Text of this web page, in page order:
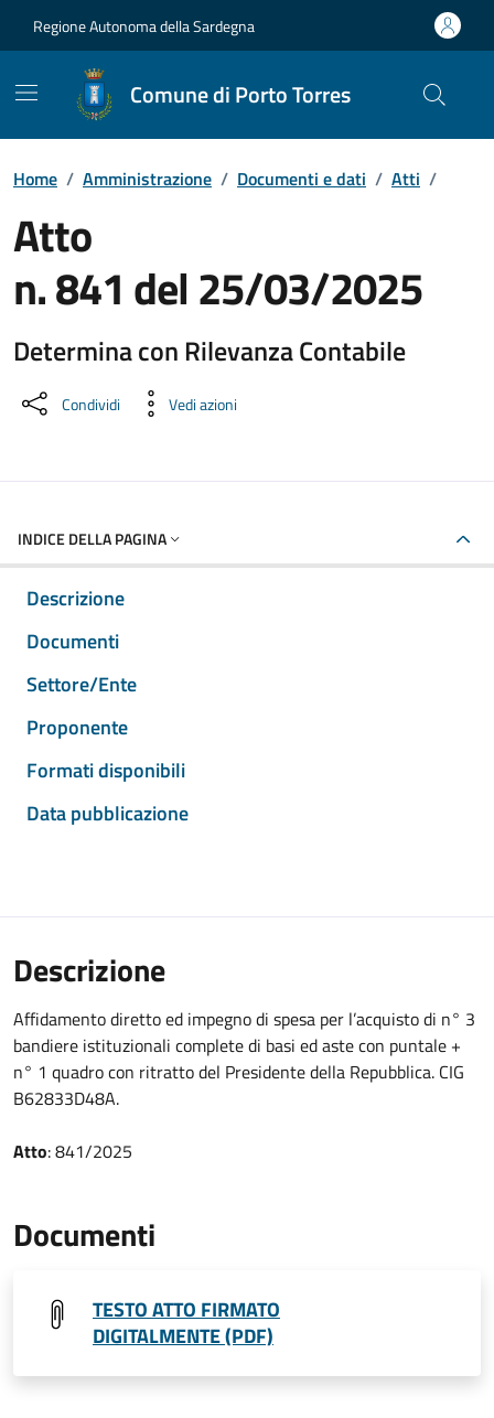
Regione Autonoma della Sardegna
Comune di Porto Torres
Home / Amministrazione / Documenti e dati / Atti /
Atto
n. 841 del 25/03/2025
Determina con Rilevanza Contabile
Dettaglio del documento
Condividi Vedi azioni
INDICE DELLA PAGINA
Descrizione
Documenti
Settore/Ente
Proponente
Formati disponibili
Data pubblicazione
Descrizione
Affidamento diretto ed impegno di spesa per l’acquisto di n° 3
bandiere istituzionali complete di basi ed aste con puntale +
n° 1 quadro con ritratto del Presidente della Repubblica. CIG
B62833D48A.
Atto: 841/2025
Documenti
TESTO ATTO FIRMATO
DIGITALMENTE (PDF)